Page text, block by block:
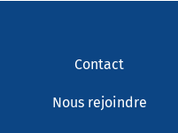
Contact
Nous rejoindre